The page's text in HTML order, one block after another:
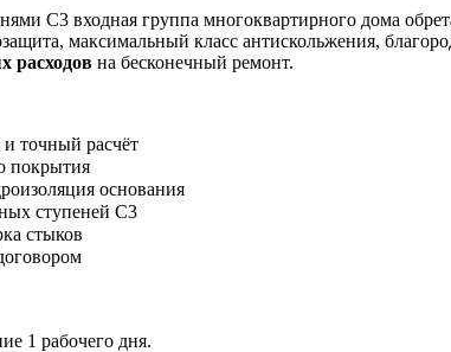
С3 входная группа многоквартирного дома
максимальный класс антискольжения,
расходов на бесконечный ремонт.
точный расчёт
покрытия
основания
ступеней С3
стыков
1 рабочего дня.